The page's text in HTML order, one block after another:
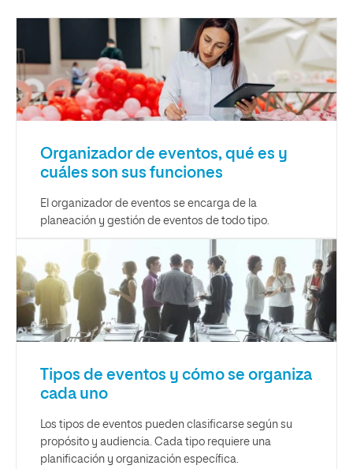
Organizador de eventos, qué es y
cuáles son sus funciones
El organizador de eventos se encarga de la
planeación y gestión de eventos de todo tipo.
Tipos de eventos y cómo se organiza
cada uno
Los tipos de eventos pueden clasificarse según su
propósito y audiencia. Cada tipo requiere una
planificación y organización específica.